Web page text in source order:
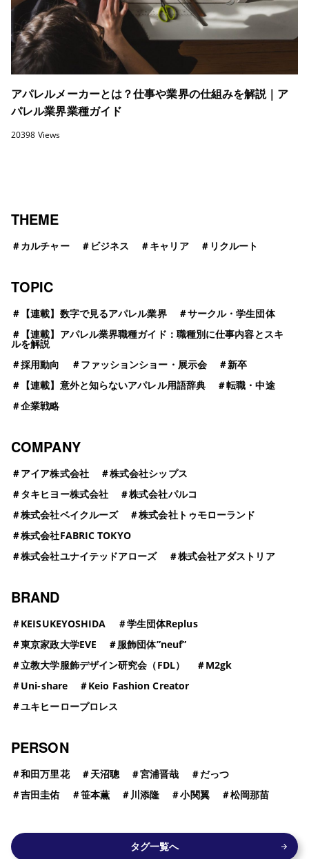
アパレルメーカーとは？仕事や業界の仕組みを解説｜ア
パレル業界業種ガイド
20398 Views
THEME
＃カルチャー ＃ ビジネス ＃キャリア ＃ リクルート
TOPIC
＃ 【連載】数字で見るアパレル業界 ＃サークル・学生団体
＃ 【連載】アパレル業界職種ガイド：職種別に仕事内容とスキ
ルを解説
＃採用動向 ＃ファッションショー・展示会 ＃新卒
＃ 【連載】意外と知らないアパレル用語辞典 ＃転職・中途
＃企業戦略
COMPANY
＃アイア株式会社 ＃株式会社シップス
＃タキヒヨー株式会社 ＃株式会社パルコ
＃株式会社ベイクルーズ ＃株式会社トゥモローランド
＃株式会社FABRIC TOKYO
＃株式会社ユナイテッドアローズ ＃株式会社アダストリア
BRAND
＃KEISUKEYOSHIDA ＃学生団体Replus
＃東京家政大学EVE ＃服飾団体”neuf”
＃立教大学服飾デザイン研究会（FDL） ＃M2gk
＃Uni-share ＃Keio Fashion Creator
＃ユキヒーロープロレス
PERSON
＃和田万里花 ＃天沼聰 ＃宮浦晋哉 ＃だっつ
＃吉田圭佑 ＃笹本薫 ＃ 川添隆 ＃小関翼 ＃松岡那苗
タグ一覧へ